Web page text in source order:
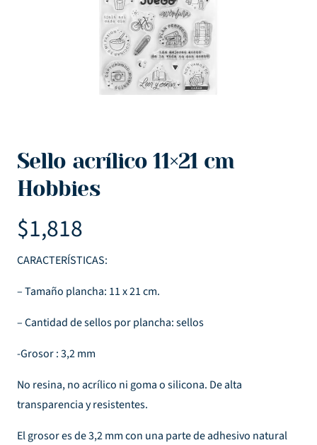
Sello acrílico 11×21 cm
Hobbies
$1,818
CARACTERÍSTICAS:
– Tamaño plancha: 11 x 21 cm.
– Cantidad de sellos por plancha: sellos
-Grosor : 3,2 mm
No resina, no acrílico ni goma o silicona. De alta
transparencia y resistentes.
El grosor es de 3,2 mm con una parte de adhesivo natural